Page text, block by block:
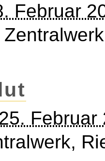
Februar